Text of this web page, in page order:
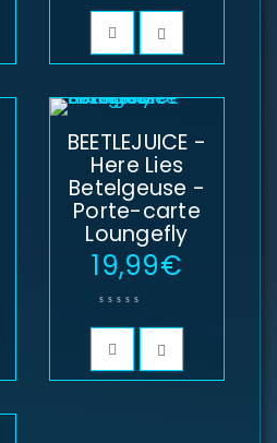
BEETLEJUICE -
Here Lies
Betelgeuse -
Porte-carte
Loungefly
19,99€